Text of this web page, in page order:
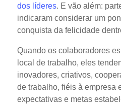
dos líderes. E vão além:
indicaram considerar um
conquista da felicidade
Quando os colaboradores
local de trabalho, eles
inovadores, criativos,
de trabalho, fiéis à empresa
expectativas e metas